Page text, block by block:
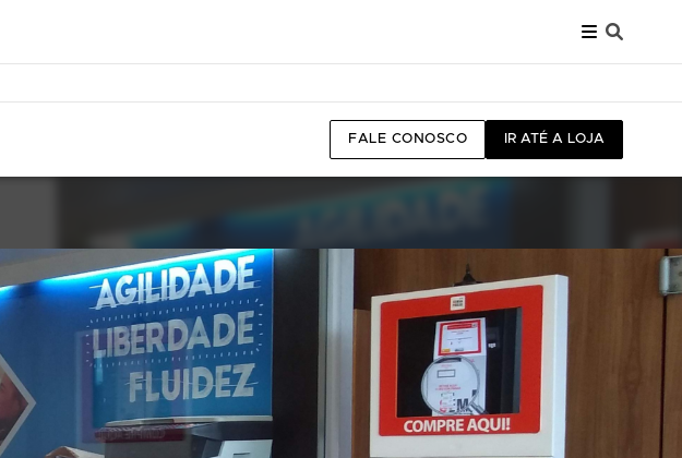
FALE CONOSCO IR ATÉ A LOJA